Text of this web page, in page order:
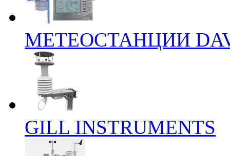
МЕТЕОСТАНЦИИ
GILL INSTRUMENTS